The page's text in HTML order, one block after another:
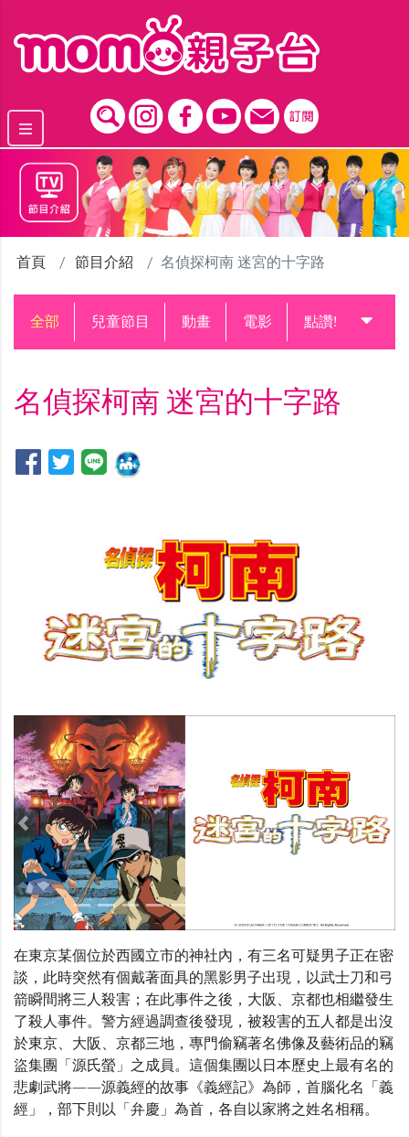
首頁 節目介紹 名偵探柯南 迷宮的十字路
全部 兒童節目 動畫 電影 點讚!升級中
名偵探柯南 迷宮的十字路
Previous
在東京某個位於西國立市的神社內，有三名可疑男子正在密
談，此時突然有個戴著面具的黑影男子出現，以武士刀和弓
箭瞬間將三人殺害；在此事件之後，大阪、京都也相繼發生
了殺人事件。警方經過調查後發現，被殺害的五人都是出沒
於東京、大阪、京都三地，專門偷竊著名佛像及藝術品的竊
盜集團「源氏螢」之成員。這個集團以日本歷史上最有名的
悲劇武將——源義經的故事《義經記》為師，首腦化名「義
經」，部下則以「弁慶」為首，各自以家將之姓名相稱。